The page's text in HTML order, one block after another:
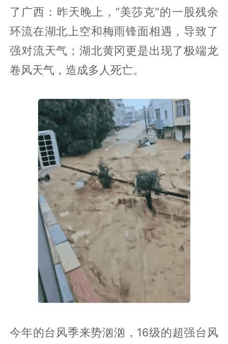
了广西：昨天晚上，“美莎克”的一股残余
环流在湖北上空和梅雨锋面相遇，导致了
强对流天气；湖北黄冈更是出现了极端龙
卷风天气，造成多人死亡。
今年的台风季来势汹汹，16级的超强台风